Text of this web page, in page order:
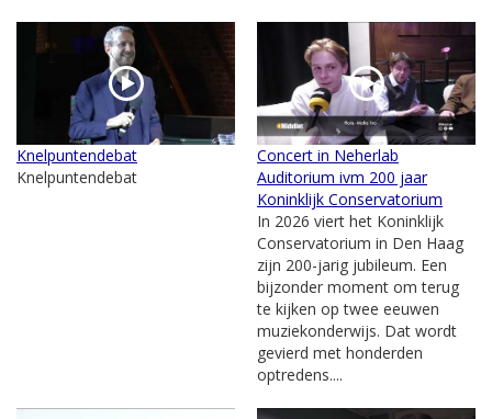
Knelpuntendebat
Knelpuntendebat
Concert in Neherlab
Auditorium ivm 200 jaar
Koninklijk Conservatorium
In 2026 viert het Koninklijk
Conservatorium in Den Haag
zijn 200-jarig jubileum. Een
bijzonder moment om terug
te kijken op twee eeuwen
muziekonderwijs. Dat wordt
gevierd met honderden
optredens....